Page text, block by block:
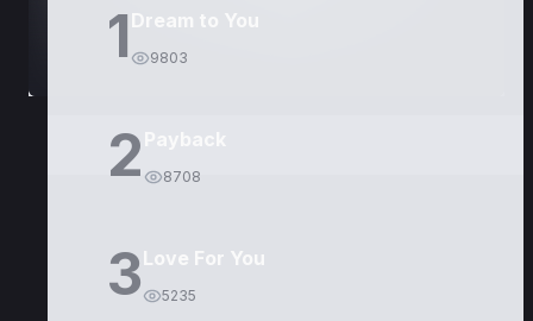
1 Dream to You
9803
2 8708
3Love For You
5235